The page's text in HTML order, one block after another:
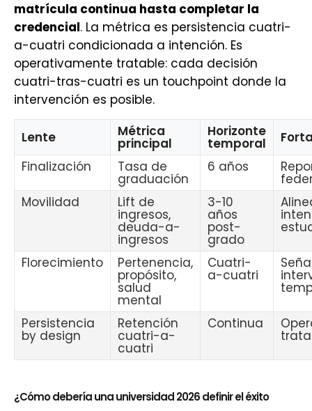
matrícula continua hasta completar la
credencial. La métrica es persistencia cuatri-
a-cuatri condicionada a intención. Es
operativamente tratable: cada decisión
cuatri-tras-cuatri es un touchpoint donde la
intervención es posible.
Lente Métrica
principal
Horizonte
temporal
Finalización
Tasa de
graduación
6 años
Movilidad
Lift de
ingresos,
deuda-a-
ingresos
3-10
años
post-
grado
Florecimiento Pertenencia,
propósito,
salud
mental
Cuatri-
a-cuatri
Persistencia
by design
Retención
cuatri-a-
cuatri
Continua
¿Cómo debería una universidad 2026 definir el éxito